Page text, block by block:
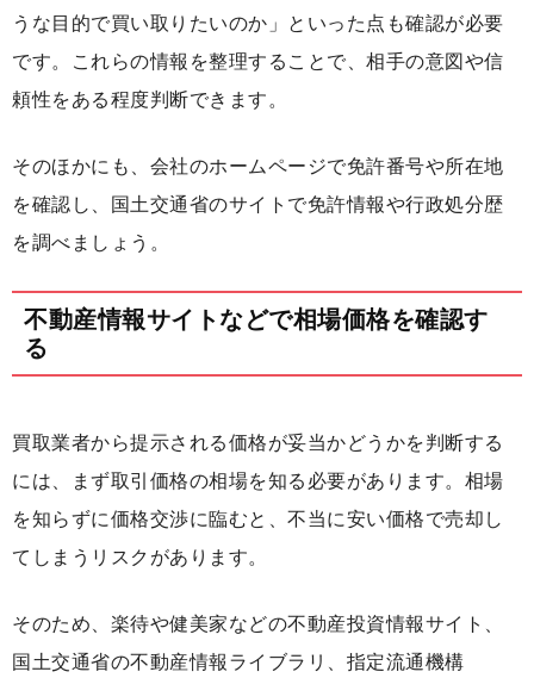
うな目的で買い取りたいのか」といった点も確認が必要
です。これらの情報を整理することで、相手の意図や信
頼性をある程度判断できます。
そのほかにも、会社のホームページで免許番号や所在地
を確認し、国土交通省のサイトで免許情報や行政処分歴
を調べましょう。
不動産情報サイトなどで相場価格を確認す
る
買取業者から提示される価格が妥当かどうかを判断する
には、まず取引価格の相場を知る必要があります。相場
を知らずに価格交渉に臨むと、不当に安い価格で売却し
てしまうリスクがあります。
そのため、楽待や健美家などの不動産投資情報サイト、
国土交通省の不動産情報ライブラリ、指定流通機構